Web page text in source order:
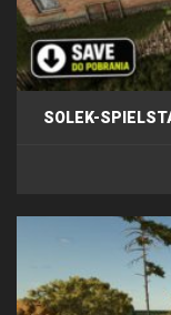
SOLEK-